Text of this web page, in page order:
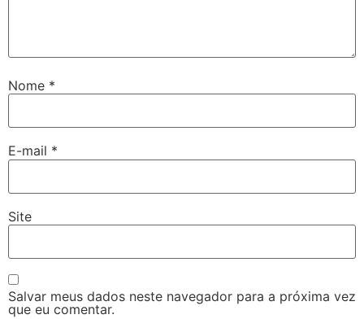
Nome *
E-mail *
Site
Salvar meus dados neste navegador para a próxima vez
que eu comentar.